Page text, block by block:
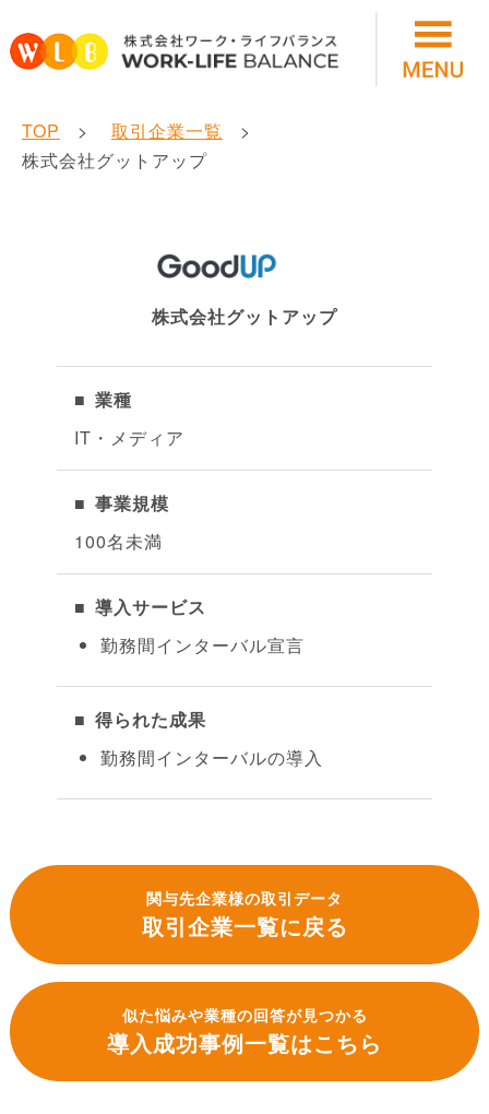
TOP
取引企業一覧
株式会社グットアップ
株式会社グットアップ
業種
IT・メディア
事業規模
100名未満
導入サービス
勤務間インターバル宣言
得られた成果
勤務間インターバルの導入
関与先企業様の取引データ
取引企業一覧に戻る
似た悩みや業種の回答が見つかる
導入成功事例一覧はこちら